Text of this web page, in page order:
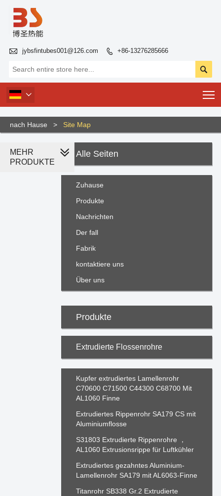
 jybsfintubes001@126.com  +86-13276285666


nach Hause > Site Map
Alle Seiten
Zuhause
Produkte
Nachrichten
Der fall
Fabrik
kontaktiere uns
Über uns
Produkte
Extrudierte Flossenrohre
Kupfer extrudiertes Lamellenrohr
C70600 C71500 C44300 C68700 Mit
AL1060 Finne
Extrudiertes Rippenrohr SA179 CS mit
Aluminiumflosse
S31803 Extrudierte Rippenrohre ，
AL1060 Extrusionsrippe für Luftkühler
Extrudiertes gezahntes Aluminium-
Lamellenrohr SA179 mit AL6063-Finne
Titanrohr SB338 Gr.2 Extrudierte
MEHR
PRODUKTE